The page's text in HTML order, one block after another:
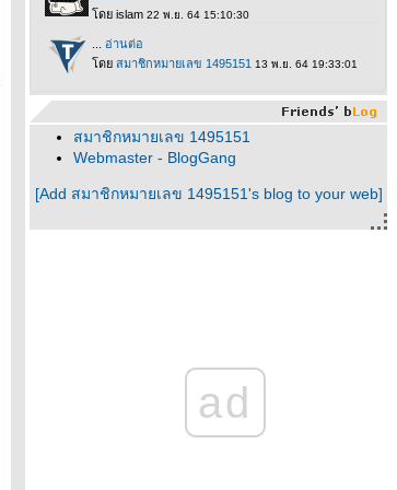
สมาชิกหมายเลข 1495151
Webmaster - BlogGang
[Add สมาชิกหมายเลข 1495151's blog to your web]
ad